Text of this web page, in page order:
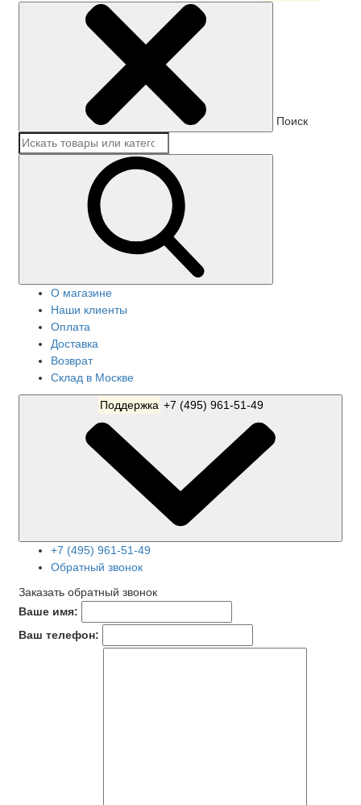
Поиск
О магазине
Наши клиенты
Оплата
Доставка
Возврат
Склад в Москве
Поддержка +7 (495) 961-51-49
+7 (495) 961-51-49
Обратный звонок
Заказать обратный звонок
Ваше имя:
Ваш телефон: